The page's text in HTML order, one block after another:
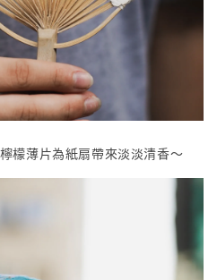
檬薄片為紙扇帶來淡淡清香～